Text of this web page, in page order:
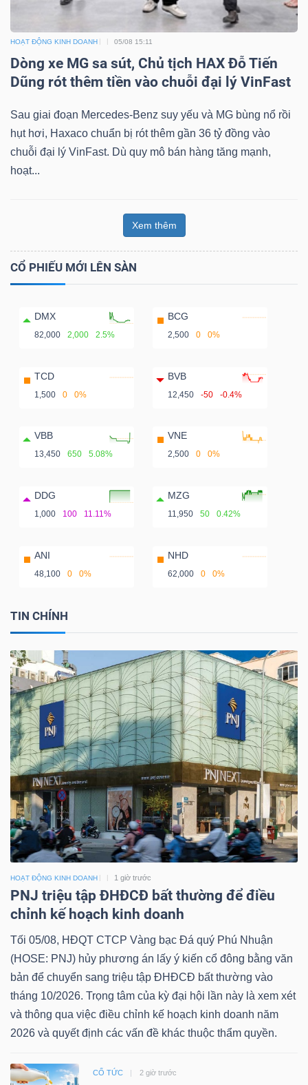
HOẠT ĐỘNG KINH DOANH 05/08 15:11
Dòng xe MG sa sút, Chủ tịch HAX Đỗ Tiến
Dũng rót thêm tiền vào chuỗi đại lý VinFast
Sau giai đoạn Mercedes-Benz suy yếu và MG bùng nổ rồi
hụt hơi, Haxaco chuẩn bị rót thêm gần 36 tỷ đồng vào
chuỗi đại lý VinFast. Dù quy mô bán hàng tăng mạnh,
hoạt...
Xem thêm
CỔ PHIẾU MỚI LÊN SÀN
DMX
82,000 2,000 2.5%
BCG
2,500 0 0%
TCD
1,500 0 0%
BVB
12,450 -50 -0.4%
VBB
13,450 650 5.08%
VNE
2,500 0 0%
DDG
1,000 100 11.11%
MZG
11,950 50 0.42%
ANI
48,100 0 0%
NHD
62,000 0 0%
TIN CHÍNH
HOẠT ĐỘNG KINH DOANH 1 giờ trước
PNJ triệu tập ĐHĐCĐ bất thường để điều
chỉnh kế hoạch kinh doanh
Tối 05/08, HĐQT CTCP Vàng bạc Đá quý Phú Nhuận
(HOSE: PNJ) hủy phương án lấy ý kiến cổ đông bằng văn
bản để chuyển sang triệu tập ĐHĐCĐ bất thường vào
tháng 10/2026. Trọng tâm của kỳ đại hội lần này là xem xét
và thông qua việc điều chỉnh kế hoạch kinh doanh năm
2026 và quyết định các vấn đề khác thuộc thẩm quyền.
CỔ TỨC 2 giờ trước